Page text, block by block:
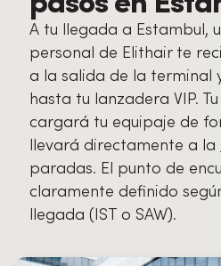
A tu llegada a Estambul,
personal de Elithair te
a la salida de la terminal
hasta tu lanzadera VIP.
cargará tu equipaje de
llevará directamente a la
paradas. El punto de
claramente definido
llegada (IST o SAW).